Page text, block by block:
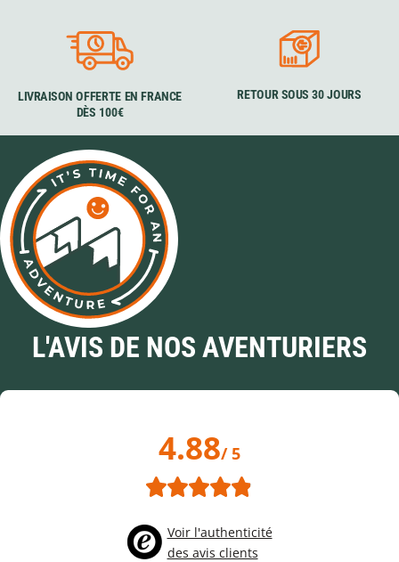
LIVRAISON OFFERTE EN FRANCE
DÈS 100€
RETOUR SOUS 30 JOURS
L'AVIS DE NOS AVENTURIERS
4.88/ 5
Voir l'authenticité
des avis clients